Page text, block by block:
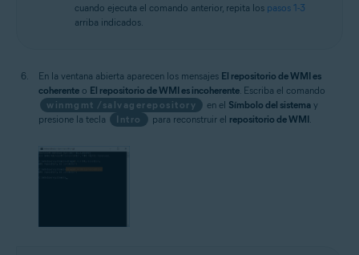
cuando ejecuta el comando anterior, repita los pasos 1-3
arriba indicados.
En la ventana abierta aparecen los mensajes El repositorio de WMI es
coherente o El repositorio de WMI es incoherente . Escriba el comando
winmgmt /salvagerepository
en el Símbolo del sistema y
presione la tecla
Intro para reconstruir el repositorio de WMI.